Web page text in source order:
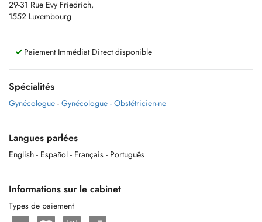
29-31 Rue Evy Friedrich,
1552 Luxembourg
Paiement Immédiat Direct disponible
Spécialités
Gynécologue - Gynécologue - Obstétricien-ne
Langues parlées
English - Español - Français - Português
Informations sur le cabinet
Types de paiement